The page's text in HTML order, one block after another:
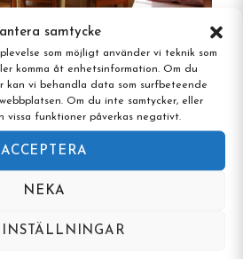
samtycke
som möjligt använder vi teknik som
komma åt enhetsinformation. Om du
kan vi behandla data som surfbeteende
Om du inte samtycker, eller
vissa funktioner påverkas negativt.
ACCEPTERA
NEKA
boende
hos Hantverksgårdens
o Vandrarhem
Löderup